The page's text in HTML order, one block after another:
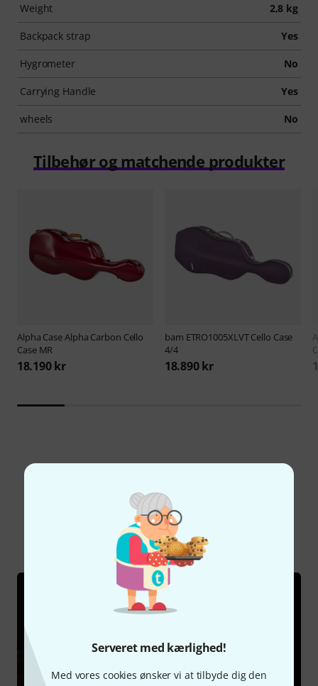
Serveret med kærlighed!
Med vores cookies ønsker vi at tilbyde dig den
Weight 2,8 kg
Backpack strap Yes
Hygrometer No
Carrying Handle Yes
wheels No
Tilbehør og matchende produkter
Alpha CaseAlpha Carbon Cello
Case MR
18.190 kr
bam ETRO1005XLVT Cello Case
4/4
18.890 kr
Vidste du?
Alle Guide